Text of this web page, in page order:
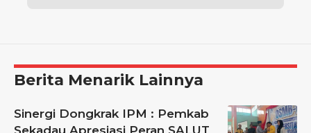
Berita Menarik Lainnya
Sinergi Dongkrak IPM : Pemkab
Sekadau Apresiasi Peran SALUT